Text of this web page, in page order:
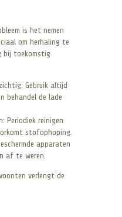
is het nemen
om herhaling te
bij toekomstig
Gebruik altijd
behandel de lade
Periodiek reinigen
stofophoping.
apparaten
af te weren.
verlengt de